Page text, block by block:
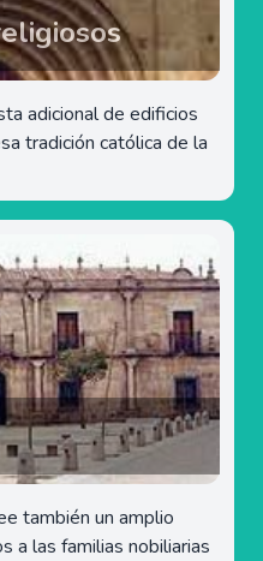
adicional de edificios
tradición católica de la
también un amplio
a las familias nobiliarias